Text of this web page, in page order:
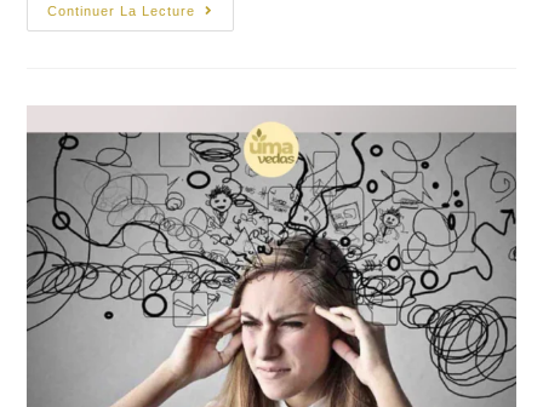
Continuer La Lecture
Jupiter
En